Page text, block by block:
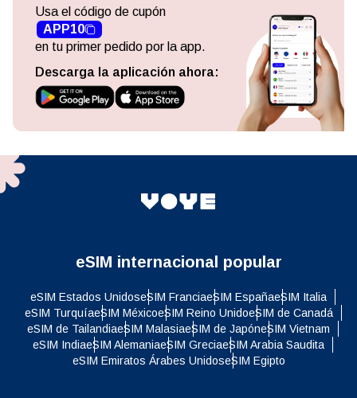
Usa el código de cupón
APP10
en tu primer pedido por la app.
Descarga la aplicación ahora:
eSIM internacional popular
eSIM Estados UnidoseSIM FranciaeSIM EspañaeSIM Italia
eSIM TurquíaeSIM MéxicoeSIM Reino UnidoeSIM de Canadá
eSIM de TailandiaeSIM MalasiaeSIM de JapóneSIM Vietnam
eSIM IndiaeSIM AlemaniaeSIM GreciaeSIM Arabia Saudita
eSIM Emiratos Árabes UnidoseSIM Egipto